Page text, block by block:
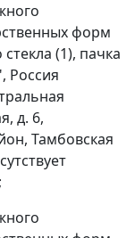
форм
(1), пачка
Россия
д. 6,
Тамбовская